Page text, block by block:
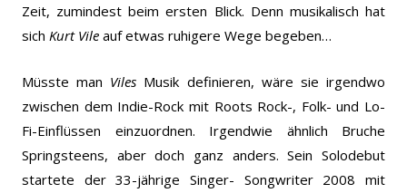
Zeit, zumindest beim ersten Blick. Denn musikalisch hat
sich Kurt Vile auf etwas ruhigere Wege begeben…
Müsste man Viles Musik definieren, wäre sie irgendwo
zwischen dem Indie-Rock mit Roots Rock-, Folk- und Lo-
Fi-Einflüssen einzuordnen. Irgendwie ähnlich Bruche
Springsteens, aber doch ganz anders. Sein Solodebut
startete der 33-jährige Singer- Songwriter 2008 mit